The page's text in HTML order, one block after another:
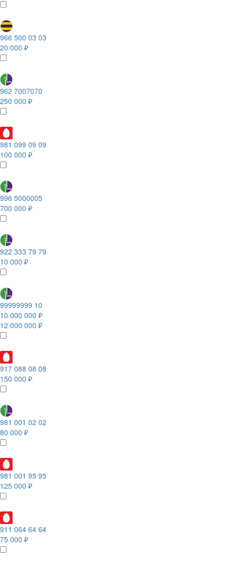
966 500 03 03
20 000 ₽
962 7007070
250 000 ₽
981 099 09 09
100 000 ₽
996 5000005
700 000 ₽
922 333 79 79
10 000 ₽
99999999 10
10 000 000 ₽
12 000 000 ₽
917 088 08 08
150 000 ₽
981 001 02 02
80 000 ₽
981 001 95 95
125 000 ₽
911 064 64 64
75 000 ₽